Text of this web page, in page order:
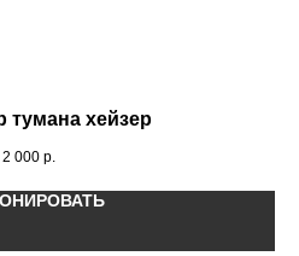
тумана хейзер
2 000 р.